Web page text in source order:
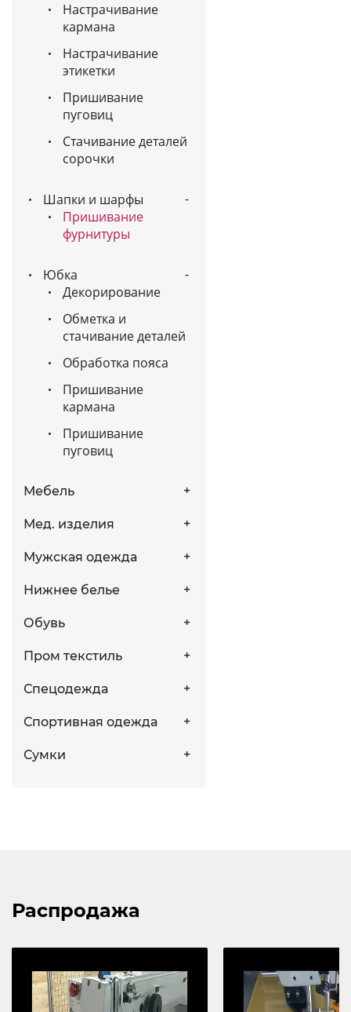
Настрачивание
кармана
Настрачивание
этикетки
Пришивание
пуговиц
Стачивание деталей
сорочки
Шапки и шарфы
Пришивание
фурнитуры
Юбка
Декорирование
Обметка и
стачивание деталей
Обработка пояса
Пришивание
кармана
Пришивание
пуговиц
Мебель
Мед. изделия
Мужская одежда
Нижнее белье
Обувь
Пром текстиль
Спецодежда
Спортивная одежда
Сумки
Распродажа